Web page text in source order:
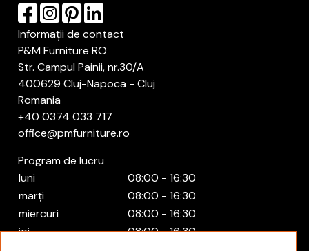
Informații de contact
P&M Furniture RO
Str. Campul Painii, nr.30/A
400629 Cluj-Napoca - Cluj
Romania
+40 0374 033 717
office@pmfurniture.ro
Program de lucru
luni
08:00 - 16:30
marți
08:00 - 16:30
miercuri
08:00 - 16:30
joi
08:00 - 16:30